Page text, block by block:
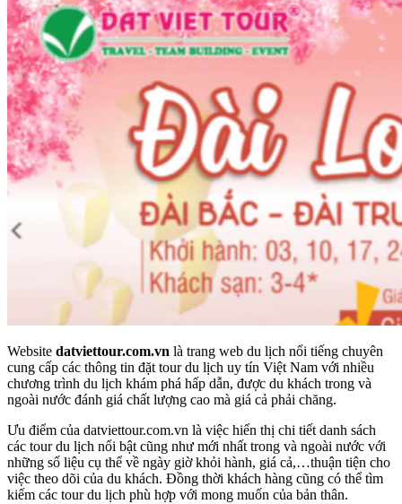
Website datviettour.com.vn là trang web du lịch nổi tiếng chuyên
cung cấp các thông tin đặt tour du lịch uy tín Việt Nam với nhiều
chương trình du lịch khám phá hấp dẫn, được du khách trong và
ngoài nước đánh giá chất lượng cao mà giá cả phải chăng.
Ưu điểm của datviettour.com.vn là việc hiển thị chi tiết danh sách
các tour du lịch nổi bật cũng như mới nhất trong và ngoài nước với
những số liệu cụ thể về ngày giờ khỏi hành, giá cả,…thuận tiện cho
việc theo dõi của du khách. Đồng thời khách hàng cũng có thể tìm
kiếm các tour du lịch phù hợp với mong muốn của bản thân.